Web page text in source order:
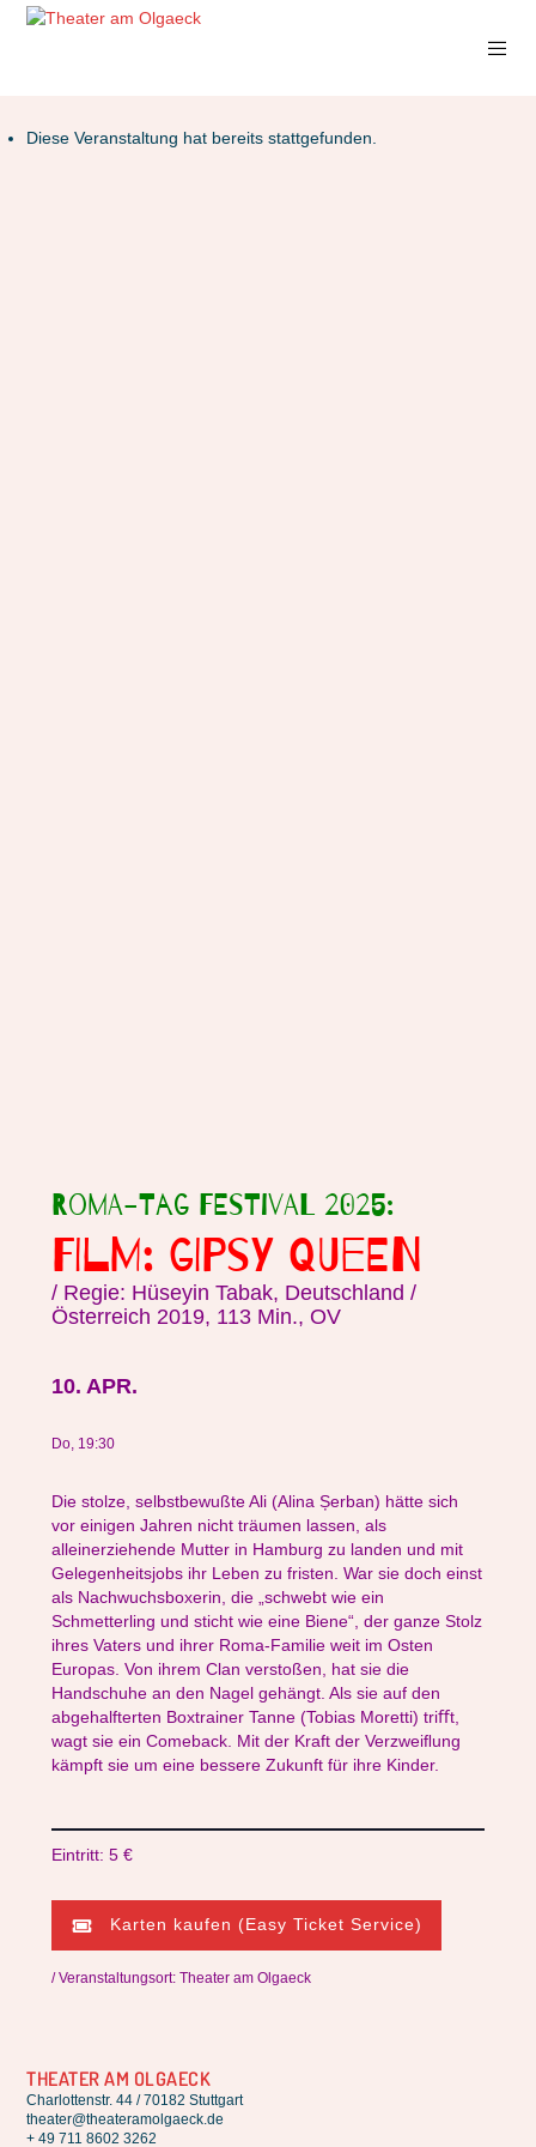
Diese Veranstaltung hat bereits stattgefunden.
Roma-Tag Festival 2025:
FILM: GIPSY QUEEN
/ Regie: Hüseyin Tabak, Deutschland /
Österreich 2019, 113 Min., OV
10. APR.
Do, 19:30
Die stolze, selbstbewußte Ali (Alina Șerban) hätte sich
vor einigen Jahren nicht träumen lassen, als
alleinerziehende Mutter in Hamburg zu landen und mit
Gelegenheitsjobs ihr Leben zu fristen. War sie doch einst
als Nachwuchsboxerin, die „schwebt wie ein
Schmetterling und sticht wie eine Biene“, der ganze Stolz
ihres Vaters und ihrer Roma-Familie weit im Osten
Europas. Von ihrem Clan verstoßen, hat sie die
Handschuhe an den Nagel gehängt. Als sie auf den
abgehalfterten Boxtrainer Tanne (Tobias Moretti) triﬀt,
wagt sie ein Comeback. Mit der Kraft der Verzweiﬂung
kämpft sie um eine bessere Zukunft für ihre Kinder.
Eintritt: 5 €
Karten kaufen (Easy Ticket Service)
/ Veranstaltungsort: Theater am Olgaeck
THEATER AM OLGAECK
Charlottenstr. 44 / 70182 Stuttgart
theater@theateramolgaeck.de
+ 49 711 8602 3262